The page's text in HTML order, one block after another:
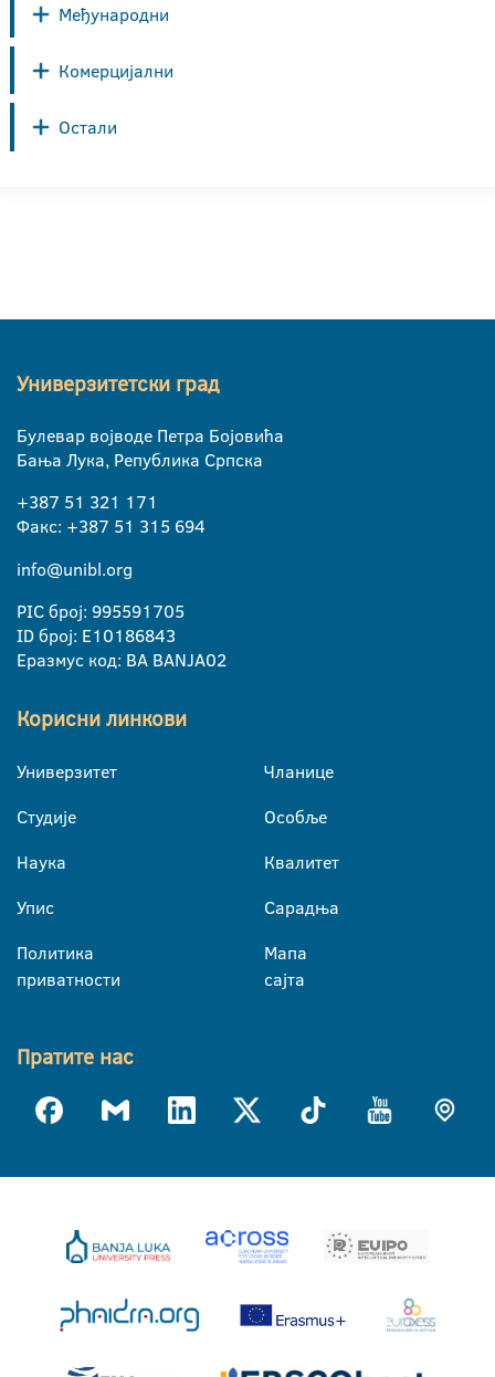
Међународни
Комерцијални
Остали
Универзитетски град
Булевар војводе Петра Бојовића
Бања Лука, Република Српска
+387 51 321 171
Факс: +387 51 315 694
info@unibl.org
PIC број: 995591705
ID број: E10186843
Еразмус код: BA BANJA02
Корисни линкови
Универзитет
Студије
Наука
Упис
Политика
приватности
Чланице
Особље
Квалитет
Сарадња
Мапа
сајта
Пратите нас